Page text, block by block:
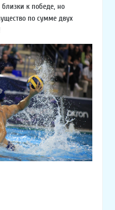
близки к победе, но
по сумме двух